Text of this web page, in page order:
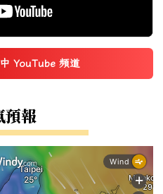
YouTube 頻道
(另開新視窗)
預報